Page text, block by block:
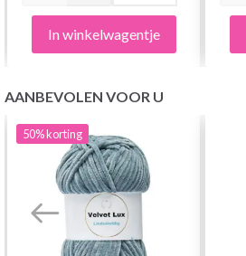
In winkelwagentje
AANBEVOLEN VOOR U
50%korting